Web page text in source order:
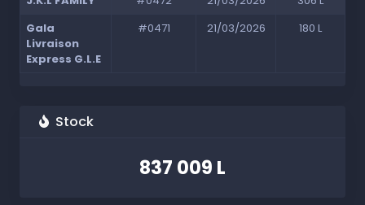
Gala
Livraison
Express G.L.E
#0471 21/03/2026 180 L
Stock
837 009 L